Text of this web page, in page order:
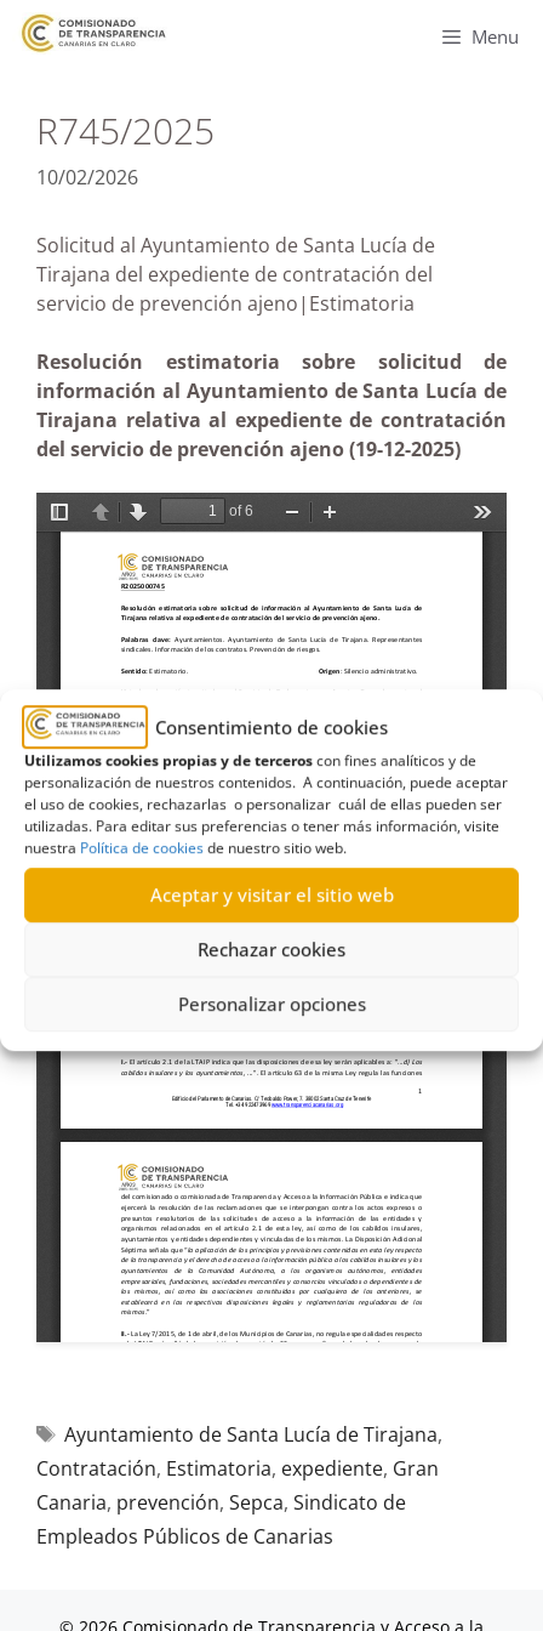
Consentimiento de cookies
Utilizamos cookies propias y de terceroscon fines analíticos y de
personalización de nuestros contenidos. A continuación, puede aceptar
el uso de cookies, rechazarlas o personalizar cuál de ellas pueden ser
utilizadas. Para editar sus preferencias o tener más información, visite
nuestra Política de cookiesde nuestro sitio web.
Aceptar y visitar el sitio web
Rechazar cookies
Personalizar opciones
Menu
R745/2025
10/02/2026
Solicitud al Ayuntamiento de Santa Lucía de
Tirajana del expediente de contratación del
servicio de prevención ajeno|Estimatoria
Resolución estimatoria sobre solicitud de
información al Ayuntamiento de Santa Lucía de
Tirajana relativa al expediente de contratación
del servicio de prevención ajeno (19-12-2025)
Ayuntamiento de Santa Lucía de Tirajana,
Contratación, Estimatoria, expediente, Gran
Canaria, prevención, Sepca, Sindicato de
Empleados Públicos de Canarias